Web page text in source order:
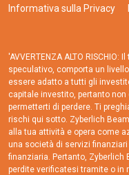
Informativa sulla Privacy
'AVVERTENZA ALTO
speculativo, comporta un
essere adatto a tutti gli
capitale investito, pertanto
permetterti di perdere. Ti
rischi qui sotto. Zyberlich
alla tua attività e opera come
una società di servizi
finanziaria. Pertanto, Zyberlich
perdite verificatesi tramite o in